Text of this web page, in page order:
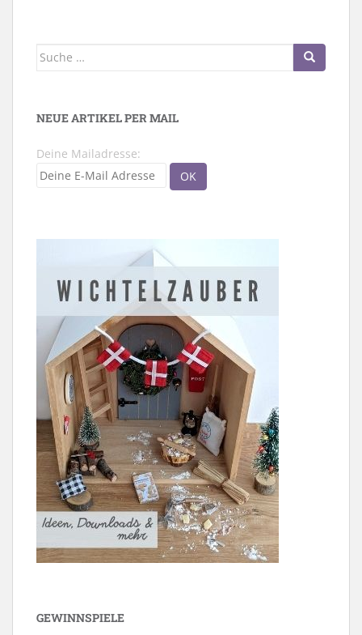
Suche
NEUE ARTIKEL PER MAIL
Deine Mailadresse:
GEWINNSPIELE